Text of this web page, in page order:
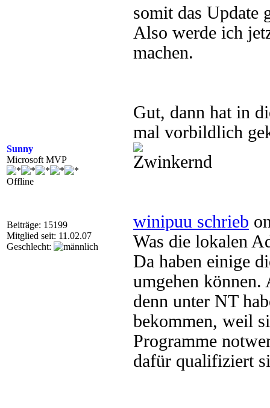
Sunny
Microsoft MVP
Offline
Beiträge: 15199
Mitglied seit: 11.02.07
Geschlecht:
somit das
Also werde ich
machen.
Gut, dann hat in
mal vorbildlich
winipuu schrieb
Was die lokalen
Da haben einige
umgehen
denn unter NT
bekommen, weil
Programme
dafür qualifiziert